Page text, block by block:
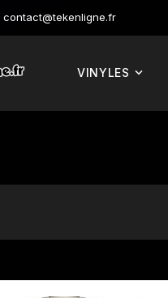
contact@tekenligne.fr
VINYLES